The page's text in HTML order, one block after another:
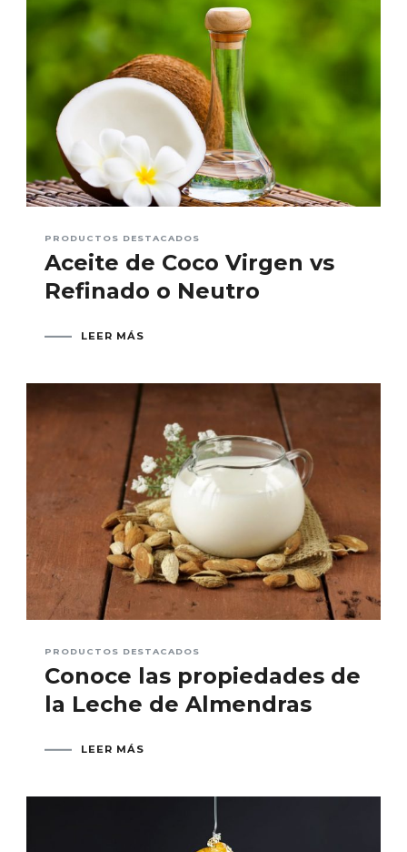
PRODUCTOS DESTACADOS
Aceite de Coco Virgen vs
Refinado o Neutro
LEER MÁS
PRODUCTOS DESTACADOS
Conoce las propiedades de
la Leche de Almendras
LEER MÁS